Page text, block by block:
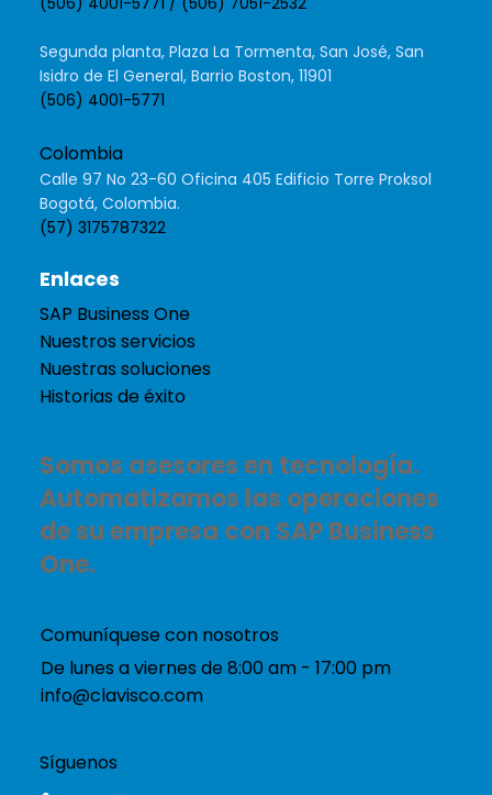
Somos asesores en tecnología.
Automatizamos las operaciones
de su empresa con SAP Business
One.
Comuníquese con nosotros
De lunes a viernes de 8:00 am - 17:00 pm
info@clavisco.com
Síguenos
Enlaces
SAP Business One
Nuestros servicios
Nuestras soluciones
Historias de éxito
Segunda planta, Plaza La Tormenta, San José, San
Isidro de El General, Barrio Boston, 11901
(506) 4001-5771
Colombia
Calle 97 No 23-60 Oficina 405 Edificio Torre Proksol
Bogotá, Colombia.
(57) 3175787322